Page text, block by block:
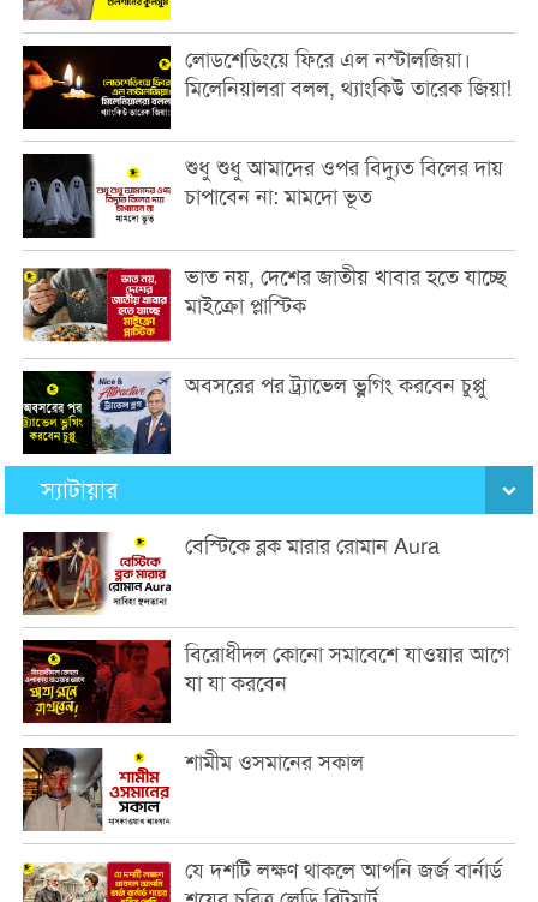
লোডশেডিংয়ে ফিরে এল নস্টালজিয়া।
মিলেনিয়ালরা বলল, থ্যাংকিউ তারেক জিয়া!
শুধু শুধু আমাদের ওপর বিদ্যুত বিলের দায়
চাপাবেন না: মামদো ভূত
ভাত নয়, দেশের জাতীয় খাবার হতে যাচ্ছে
মাইক্রো প্লাস্টিক
অবসরের পর ট্র্যাভেল ভ্লগিং করবেন চুপ্পু
স্যাটায়ার
বেস্টিকে ব্লক মারার রোমান Aura
বিরোধীদল কোনো সমাবেশে যাওয়ার আগে
যা যা করবেন
শামীম ওসমানের সকাল
যে দশটি লক্ষণ থাকলে আপনি জর্জ বার্নার্ড